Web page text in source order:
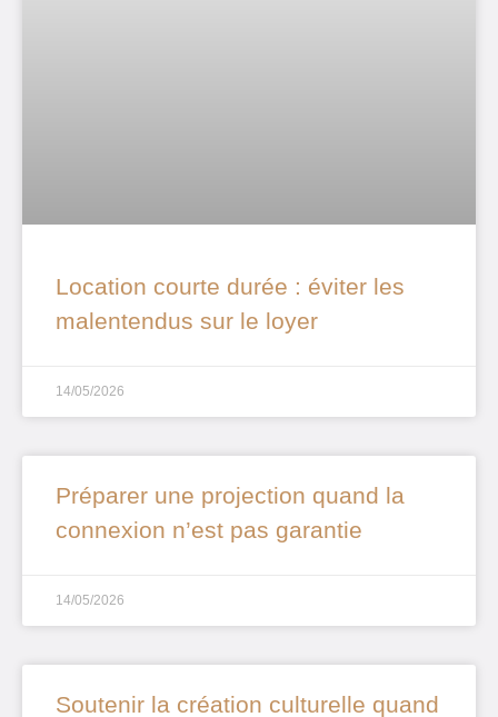
Location courte durée : éviter les
malentendus sur le loyer
14/05/2026
Préparer une projection quand la
connexion n’est pas garantie
14/05/2026
Soutenir la création culturelle quand